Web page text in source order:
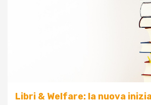
Libri & Welfare: la nuova